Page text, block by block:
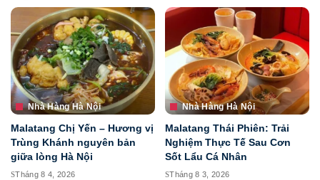
Nhà Hàng Hà Nội
Malatang Chị Yến – Hương vị
Trùng Khánh nguyên bản
giữa lòng Hà Nội
Tháng 8 4, 2026
Nhà Hàng Hà Nội
Malatang Thái Phiên: Trải
Nghiệm Thực Tế Sau Cơn
Sốt Lẩu Cá Nhân
Tháng 8 3, 2026